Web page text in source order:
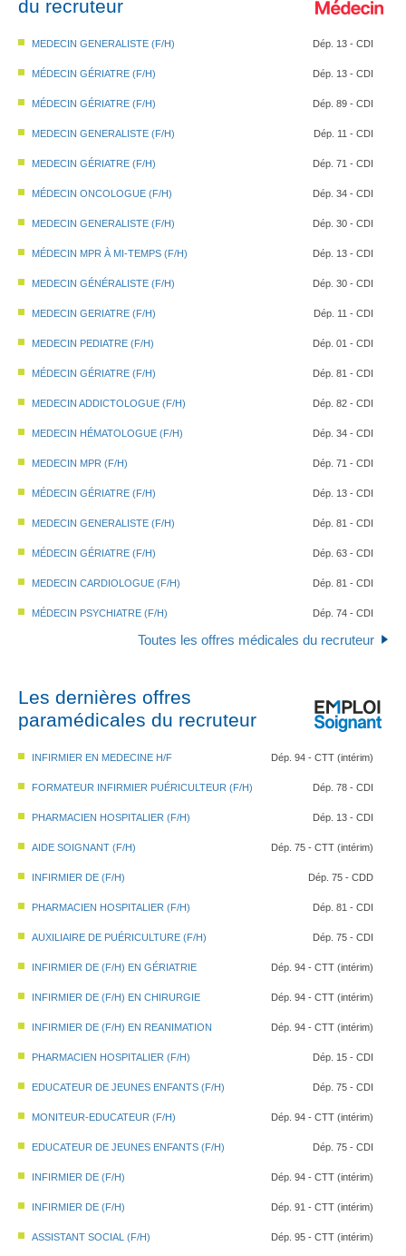
du recruteur
MEDECIN GENERALISTE (F/H) Dép. 13 - CDI
MÉDECIN GÉRIATRE (F/H) Dép. 13 - CDI
MÉDECIN GÉRIATRE (F/H) Dép. 89 - CDI
MEDECIN GENERALISTE (F/H) Dép. 11 - CDI
MEDECIN GÉRIATRE (F/H) Dép. 71 - CDI
MÉDECIN ONCOLOGUE (F/H) Dép. 34 - CDI
MEDECIN GENERALISTE (F/H) Dép. 30 - CDI
MÉDECIN MPR À MI-TEMPS (F/H) Dép. 13 - CDI
MEDECIN GÉNÉRALISTE (F/H) Dép. 30 - CDI
MEDECIN GERIATRE (F/H) Dép. 11 - CDI
MEDECIN PEDIATRE (F/H) Dép. 01 - CDI
MÉDECIN GÉRIATRE (F/H) Dép. 81 - CDI
MEDECIN ADDICTOLOGUE (F/H) Dép. 82 - CDI
MEDECIN HÉMATOLOGUE (F/H) Dép. 34 - CDI
MEDECIN MPR (F/H) Dép. 71 - CDI
MÉDECIN GÉRIATRE (F/H) Dép. 13 - CDI
MEDECIN GENERALISTE (F/H) Dép. 81 - CDI
MÉDECIN GÉRIATRE (F/H) Dép. 63 - CDI
MEDECIN CARDIOLOGUE (F/H) Dép. 81 - CDI
MÉDECIN PSYCHIATRE (F/H) Dép. 74 - CDI
Toutes les offres médicales du recruteur
Les dernières offres
paramédicales du recruteur
INFIRMIER EN MEDECINE H/F Dép. 94 - CTT (intérim)
FORMATEUR INFIRMIER PUÉRICULTEUR (F/H) Dép. 78 - CDI
PHARMACIEN HOSPITALIER (F/H) Dép. 13 - CDI
AIDE SOIGNANT (F/H) Dép. 75 - CTT (intérim)
INFIRMIER DE (F/H) Dép. 75 - CDD
PHARMACIEN HOSPITALIER (F/H) Dép. 81 - CDI
AUXILIAIRE DE PUÉRICULTURE (F/H) Dép. 75 - CDI
INFIRMIER DE (F/H) EN GÉRIATRIE Dép. 94 - CTT (intérim)
INFIRMIER DE (F/H) EN CHIRURGIE Dép. 94 - CTT (intérim)
INFIRMIER DE (F/H) EN REANIMATION Dép. 94 - CTT (intérim)
PHARMACIEN HOSPITALIER (F/H) Dép. 15 - CDI
EDUCATEUR DE JEUNES ENFANTS (F/H) Dép. 75 - CDI
MONITEUR-EDUCATEUR (F/H) Dép. 94 - CTT (intérim)
EDUCATEUR DE JEUNES ENFANTS (F/H) Dép. 75 - CDI
INFIRMIER DE (F/H) Dép. 94 - CTT (intérim)
INFIRMIER DE (F/H) Dép. 91 - CTT (intérim)
ASSISTANT SOCIAL (F/H) Dép. 95 - CTT (intérim)